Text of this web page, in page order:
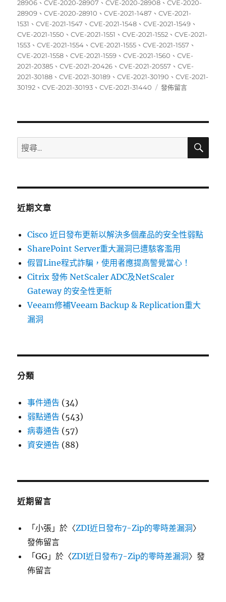
日
期:
28906 、CVE-2020-28907 、CVE-2020-28908 、CVE-2020-
28909 、CVE-2020-28910 、CVE-2021-1487 、CVE-2021-
1531 、CVE-2021-1547 、CVE-2021-1548 、CVE-2021-1549 、
CVE-2021-1550 、CVE-2021-1551 、CVE-2021-1552 、CVE-2021-
1553 、CVE-2021-1554 、CVE-2021-1555 、CVE-2021-1557 、
CVE-2021-1558 、CVE-2021-1559 、CVE-2021-1560 、CVE-
2021-20385 、CVE-2021-20426 、CVE-2021-20557 、CVE-
2021-30188 、CVE-2021-30189 、CVE-2021-30190 、CVE-2021-
30192 、CVE-2021-30193 、CVE-2021-31440
在
點
脅
發佈留言
搜
尋
鍵
搜
近期文章
Cisco 近日發布更新以解決多個產品的安全性弱點
SharePoint Server重大漏洞已遭駭客濫用
假冒Line程式詐騙，使用者應提高警覺當心！
Citrix 發佈 NetScaler ADC及NetScaler
Gateway 的安全性更新
Veeam修補Veeam Backup & Replication重大
漏洞
分類
事件通告 (34)
弱點通告 (543)
病毒通告 (57)
資安通告 (88)
近期留言
「小張 」於〈ZDI近日發布7-Zip的零時差漏洞〉
發佈留言
「GG 」於〈ZDI近日發布7-Zip的零時差漏洞〉發
佈留言